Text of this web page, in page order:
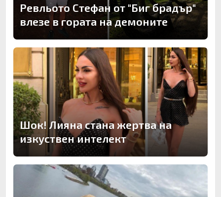
Ревльото Стефан от "Биг брадър"
влезе в гората на демоните
Шок! Лияна стана жертва на
изкуствен интелект